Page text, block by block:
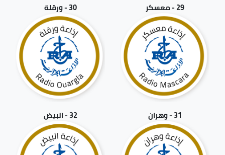
29 - معسكر 30 - ورقلة
31 - وهران 32 - البيض